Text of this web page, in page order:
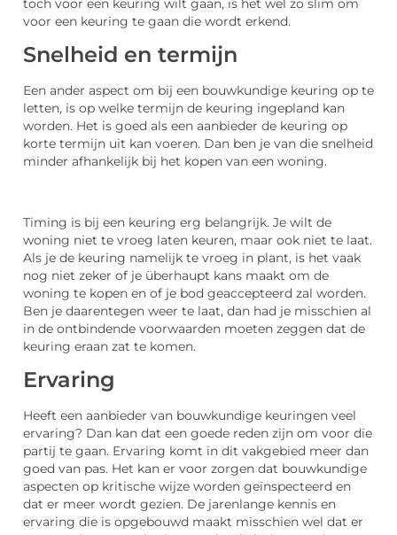
toch voor een keuring wilt gaan, is het wel zo slim om
voor een keuring te gaan die wordt erkend.
Snelheid en termijn
Een ander aspect om bij een bouwkundige keuring op te
letten, is op welke termijn de keuring ingepland kan
worden. Het is goed als een aanbieder de keuring op
korte termijn uit kan voeren. Dan ben je van die snelheid
minder afhankelijk bij het kopen van een woning.
Timing is bij een keuring erg belangrijk. Je wilt de
woning niet te vroeg laten keuren, maar ook niet te laat.
Als je de keuring namelijk te vroeg in plant, is het vaak
nog niet zeker of je überhaupt kans maakt om de
woning te kopen en of je bod geaccepteerd zal worden.
Ben je daarentegen weer te laat, dan had je misschien al
in de ontbindende voorwaarden moeten zeggen dat de
keuring eraan zat te komen.
Ervaring
Heeft een aanbieder van bouwkundige keuringen veel
ervaring? Dan kan dat een goede reden zijn om voor die
partij te gaan. Ervaring komt in dit vakgebied meer dan
goed van pas. Het kan er voor zorgen dat bouwkundige
aspecten op kritische wijze worden geïnspecteerd en
dat er meer wordt gezien. De jarenlange kennis en
ervaring die is opgebouwd maakt misschien wel dat er